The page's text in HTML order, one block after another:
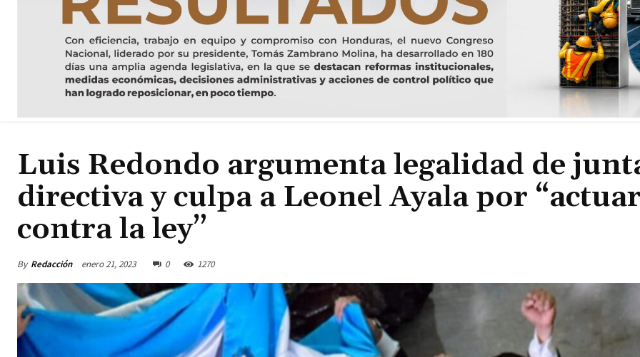
Luis Redondo argumenta legalidad de
directiva y culpa a Leonel Ayala por
contra la ley”
By Redacción enero 21, 2023 0 1270